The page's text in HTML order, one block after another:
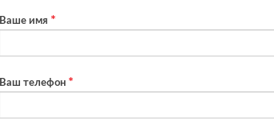
Ваше имя
Ваш телефон